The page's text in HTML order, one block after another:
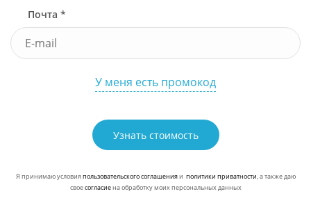
Почта *
У меня есть промокод
Узнать стоимость
Я принимаю условияпользовательского соглашенияи политики приватности, а также даю
своесогласиена обработку моих персональных данных